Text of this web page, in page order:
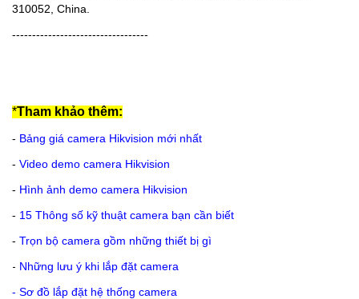
310052, China.
----------------------------------
*Tham khảo thêm:
- Bảng giá camera Hikvision mới nhất
- Video demo camera Hikvision
- Hình ảnh demo camera Hikvision
- 15 Thông số kỹ thuật camera bạn cần biết
- Trọn bộ camera gồm những thiết bị gì
- Những lưu ý khi lắp đặt camera
- Sơ đồ lắp đặt hệ thống camera